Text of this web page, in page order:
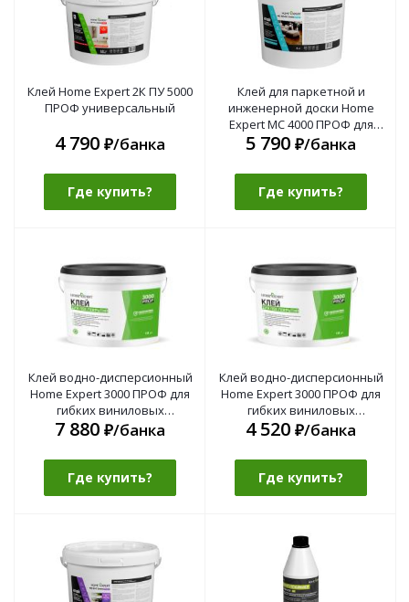
Клей Home Expert 2К ПУ 5000
ПРОФ универсальный
4 790 ₽/банка
Где купить?
Клей для паркетной и
инженерной доски Home
Expert МС 4000 ПРОФ для
деревянных напольных
5 790 ₽/банка
Где купить?
Клей водно-дисперсионный
Home Expert 3000 ПРОФ для
гибких виниловых
покрытий 10 кг
7 880 ₽/банка
Где купить?
Клей водно-дисперсионный
Home Expert 3000 ПРОФ для
гибких виниловых
покрытий 5 кг
4 520 ₽/банка
Где купить?